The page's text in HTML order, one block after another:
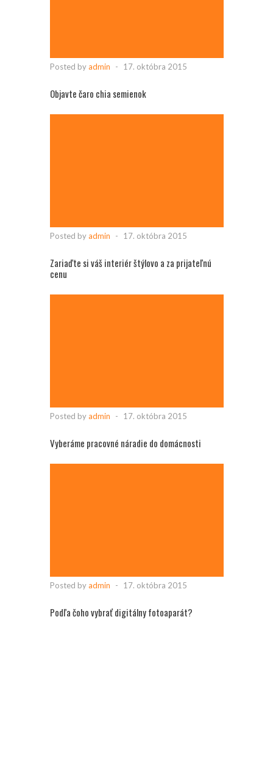
Posted byadmin - 17. októbra 2015
Objavte čaro chia semienok
Posted byadmin - 17. októbra 2015
Zariaďte si váš interiér štýlovo a za prijateľnú
cenu
Posted byadmin - 17. októbra 2015
Vyberáme pracovné náradie do domácnosti
Posted byadmin - 17. októbra 2015
Podľa čoho vybrať digitálny fotoaparát?